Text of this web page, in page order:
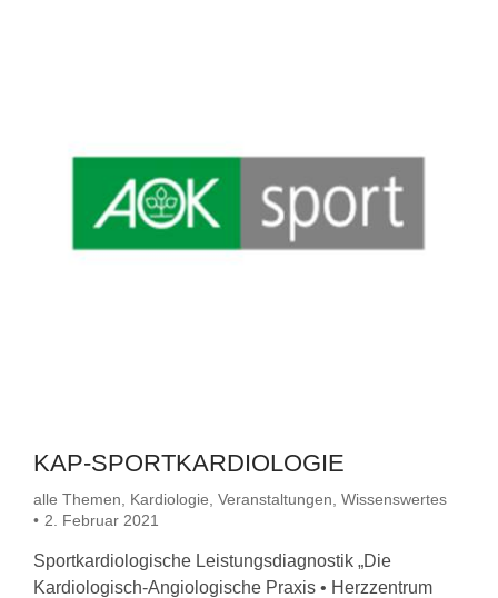
KAP-SPORTKARDIOLOGIE
alle Themen Kardiologie Veranstaltungen Wissenswertes
2. Februar 2021
Sportkardiologische Leistungsdiagnostik „Die
Kardiologisch-Angiologische Praxis • Herzzentrum